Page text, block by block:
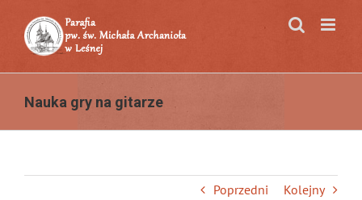
zawartości
Nauka gry na gitarze
Poprzedni Kolejny